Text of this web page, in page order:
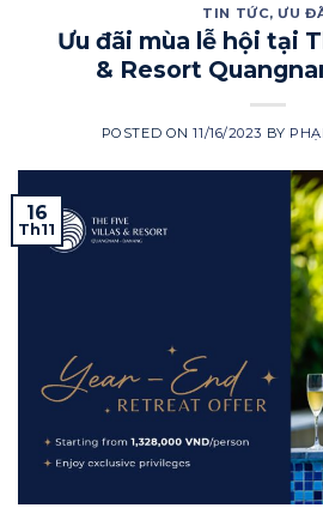
TIN TỨC,ƯU
Ưu đãi mùa lễ hội tại
& Resort
POSTED ON11/16/2023 BY
16
Th11